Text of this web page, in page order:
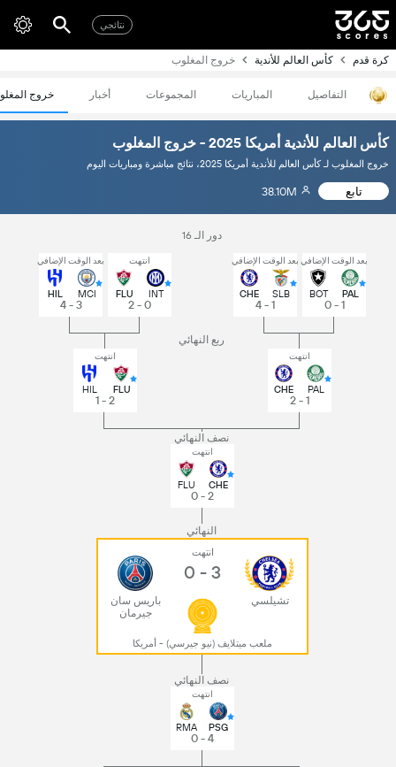
نتائجي
كرة قدم كأس العالم للأندية خروج المغلوب
التفاصيل المباريات المجموعات أخبار خروج
كأس العالم للأندية أمريكا 2025 - خروج المغلوب
خروج المغلوب لـ كأس العالم للأندية أمريكا 2025، نتائج مباشرة ومباريات اليوم
تابع 38.10M
دور الـ 16
بعد الوقت الإضافي
PAL
BOT
1 - 0
بعد الوقت الإضافي
SLB
CHE
1 - 4
انتهت
INT
FLU
0 - 2
بعد الوقت الإضافي
MCI
HIL
3 - 4
ربع النهائي
انتهت
PAL
CHE
1 - 2
انتهت
FLU
HIL
2 - 1
نصف النهائي
انتهت
CHE
FLU
2 - 0
النهائي
تشيلسي
انتهت
3 - 0
باريس سان
جيرمان
ملعب ميتلايف (نيو جيرسي) - أمريكا
نصف النهائي
انتهت
PSG
RMA
4 - 0